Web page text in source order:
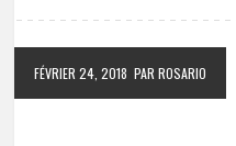
FÉVRIER 24, 2018 PAR ROSARIO